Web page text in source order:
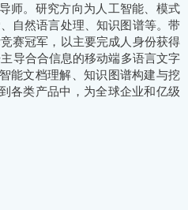
师。研究方向为人工智能、模式
自然语言处理、知识图谱等。带
赛冠军，以主要完成人身份获得
导合合信息的移动端多语言文字
能文档理解、知识图谱构建与挖
各类产品中，为全球企业和亿级